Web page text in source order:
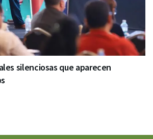
silenciosas que aparecen